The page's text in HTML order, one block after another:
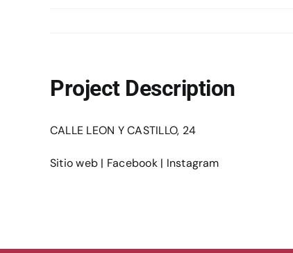
Project Description
CALLE LEON Y CASTILLO, 24
Sitio web | Facebook| Instagram